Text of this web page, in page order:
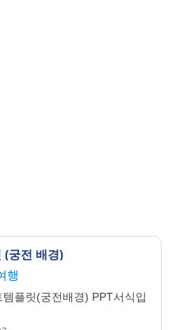
(궁전 배경)
행
플릿(궁전배경) PPT서식입